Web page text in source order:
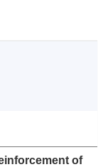
of